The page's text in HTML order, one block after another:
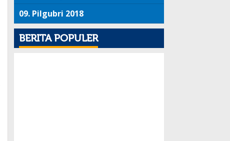
09. Pilgubri 2018
BERITA POPULER